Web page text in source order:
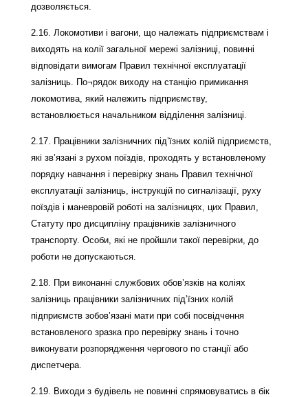
дозволяється.
2.16. Локомотиви і вагони, що належать підприємствам і
виходять на колії загальної мережі залізниці, повинні
відповідати вимогам Правил технічної експлуатації
залізниць. По¬рядок виходу на станцію примикання
локомотива, який належить підприємству,
встановлюється начальником відділення залізниці.
2.17. Працівники залізничних під’їзних колій підприємств,
які зв’язані з рухом поїздів, проходять у встановленому
порядку навчання і перевірку знань Правил технічної
експлуатації залізниць, інструкцій по сигналізації, руху
поїздів і маневровій роботі на залізницях, цих Правил,
Статуту про дисципліну працівників залізничного
транспорту. Особи, які не пройшли такої перевірки, до
роботи не допускаються.
2.18. При виконанні службових обов’язків на коліях
залізниць працівники залізничних під’їзних колій
підприємств зобов’язані мати при собі посвідчення
встановленого зразка про перевірку знань і точно
виконувати розпорядження чергового по станції або
диспетчера.
2.19. Виходи з будівель не повинні спрямовуватись в бік